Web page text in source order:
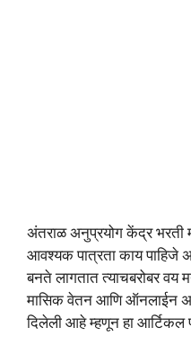
अंतराळ अनुप्रयोग केंद्र भरती
आवश्यक पात्रता काय पाहिजे
बनते लागतात त्याचबरोबर वय
मासिक वेतन आणि ऑनलाईन
दिलेली आहे म्हणून हा आर्टिकल